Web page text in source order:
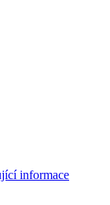
informace